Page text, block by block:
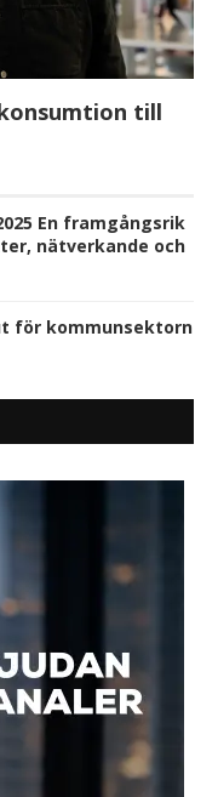
till
En framgångsrik
nätverkande och
för kommunsektorn